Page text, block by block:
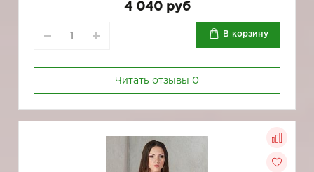
4 040 руб
В корзину
Читать отзывы 0